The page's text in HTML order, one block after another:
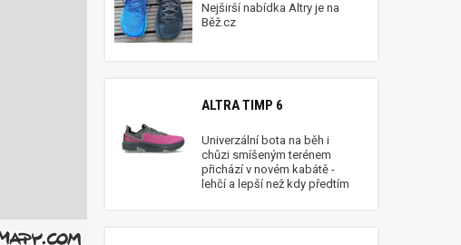
Nejširší nabídka Altry je na
Běž.cz
ALTRA TIMP 6
Univerzální bota na běh i
chůzi smíšeným terénem
přichází v novém kabátě -
lehčí a lepší než kdy předtím